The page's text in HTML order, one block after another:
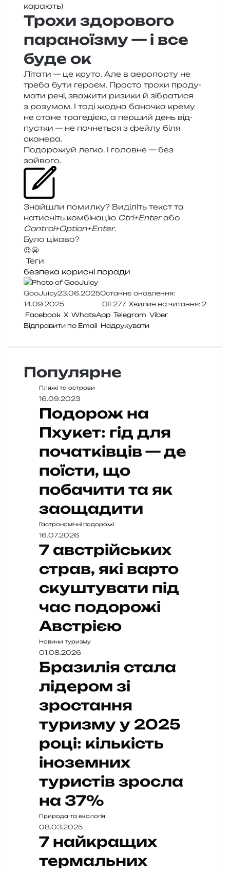
карають)
Трохи здорового
параноїзму — і все
буде ок
Літати — це круто. Але в аеро­пор­ту не
треба бути геро­єм. Просто трохи про­ду­
ма­ти речі, зва­жи­ти ризи­ки й зібра­ти­ся
з розу­мом. І тоді жодна бано­чка крему
не стане тра­ге­ді­єю, а пер­ший день від­
пус­тки — не почне­ться з фейлу біля
сканера.
Подорожуй легко. І голов­не — без
зайвого.
Знайшли помил­ку? Виділіть текст та
нати­сніть ком­бі­на­цію Ctrl+Enterабо
Control+Option+Enter.
Було цікаво?
😍😬
Теги
безпека корисні поради
GooJuicy23.06.2025Останнє оновлення:
14.09.2025
0 277 Хвилин на читання: 2
Facebook X WhatsApp Telegram Viber
Відправити по Email Надрукувати
Популярне
Пляжі та острови
16.09.2023
Подорож на
Пхукет: гід для
початківців — де
поїсти, що
побачити та як
заощадити
Гастрономічні подорожі
16.07.2026
7 австрійських
страв, які варто
скуштувати під
час подорожі
Австрією
Новини туризму
01.08.2026
Бразилія стала
лідером зі
зростання
туризму у 2025
році: кількість
іноземних
туристів зросла
на 37%
Природа та екологія
08.03.2025
7 найкращих
термальних